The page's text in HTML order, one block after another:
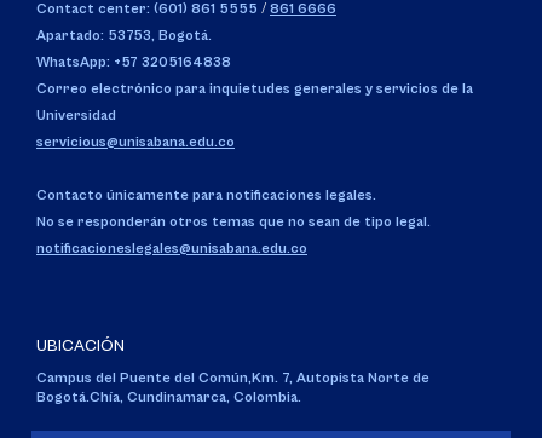
Contact center: (601) 861 5555 / 861 6666
Apartado: 53753, Bogotá.
WhatsApp: +57 3205164838
Correo electrónico para inquietudes generales y servicios de la
Universidad
servicious@unisabana.edu.co
Contacto únicamente para notificaciones legales.
No se responderán otros temas que no sean de tipo legal.
notificacioneslegales@unisabana.edu.co
UBICACIÓN
Campus del Puente del Común,Km. 7, Autopista Norte de
Bogotá.Chía, Cundinamarca, Colombia.